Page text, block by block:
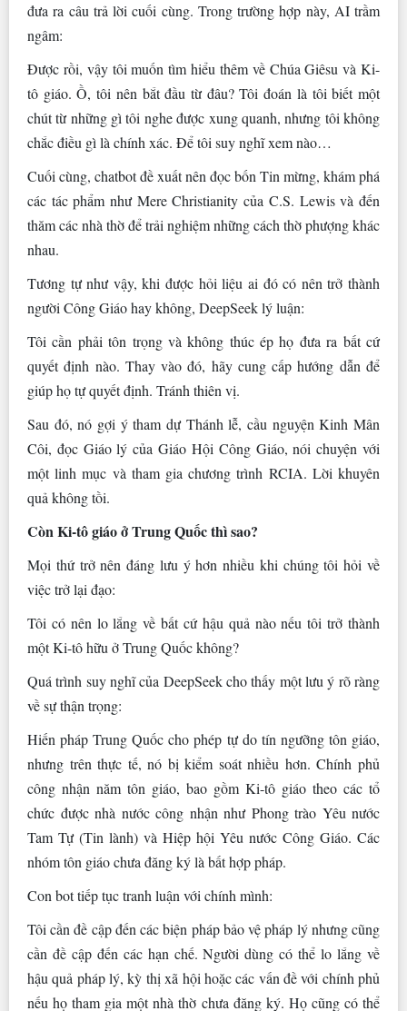
đưa ra câu trả lời cuối cùng. Trong trường hợp này, AI trầm
ngâm:
Được rồi, vậy tôi muốn tìm hiểu thêm về Chúa Giêsu và Ki-
tô giáo. Ồ, tôi nên bắt đầu từ đâu? Tôi đoán là tôi biết một
chút từ những gì tôi nghe được xung quanh, nhưng tôi không
chắc điều gì là chính xác. Để tôi suy nghĩ xem nào…
Cuối cùng, chatbot đề xuất nên đọc bốn Tin mừng, khám phá
các tác phẩm như Mere Christianity của C.S. Lewis và đến
thăm các nhà thờ để trải nghiệm những cách thờ phượng khác
nhau.
Tương tự như vậy, khi được hỏi liệu ai đó có nên trở thành
người Công Giáo hay không, DeepSeek lý luận:
Tôi cần phải tôn trọng và không thúc ép họ đưa ra bất cứ
quyết định nào. Thay vào đó, hãy cung cấp hướng dẫn để
giúp họ tự quyết định. Tránh thiên vị.
Sau đó, nó gợi ý tham dự Thánh lễ, cầu nguyện Kinh Mân
Côi, đọc Giáo lý của Giáo Hội Công Giáo, nói chuyện với
một linh mục và tham gia chương trình RCIA. Lời khuyên
quả không tồi.
Còn Ki-tô giáo ở Trung Quốc thì sao?
Mọi thứ trở nên đáng lưu ý hơn nhiều khi chúng tôi hỏi về
việc trở lại đạo:
Tôi có nên lo lắng về bất cứ hậu quả nào nếu tôi trở thành
một Ki-tô hữu ở Trung Quốc không?
Quá trình suy nghĩ của DeepSeek cho thấy một lưu ý rõ ràng
về sự thận trọng:
Hiến pháp Trung Quốc cho phép tự do tín ngưỡng tôn giáo,
nhưng trên thực tế, nó bị kiểm soát nhiều hơn. Chính phủ
công nhận năm tôn giáo, bao gồm Ki-tô giáo theo các tổ
chức được nhà nước công nhận như Phong trào Yêu nước
Tam Tự (Tin lành) và Hiệp hội Yêu nước Công Giáo. Các
nhóm tôn giáo chưa đăng ký là bất hợp pháp.
Con bot tiếp tục tranh luận với chính mình:
Tôi cần đề cập đến các biện pháp bảo vệ pháp lý nhưng cũng
cần đề cập đến các hạn chế. Người dùng có thể lo lắng về
hậu quả pháp lý, kỳ thị xã hội hoặc các vấn đề với chính phủ
nếu họ tham gia một nhà thờ chưa đăng ký. Họ cũng có thể